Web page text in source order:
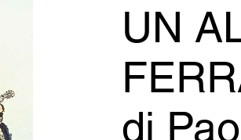
UN
di